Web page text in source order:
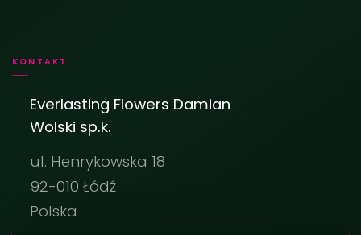
KONTAKT
Everlasting Flowers Damian
Wolski sp.k.
ul. Henrykowska 18
92-010 Łódź
Polska